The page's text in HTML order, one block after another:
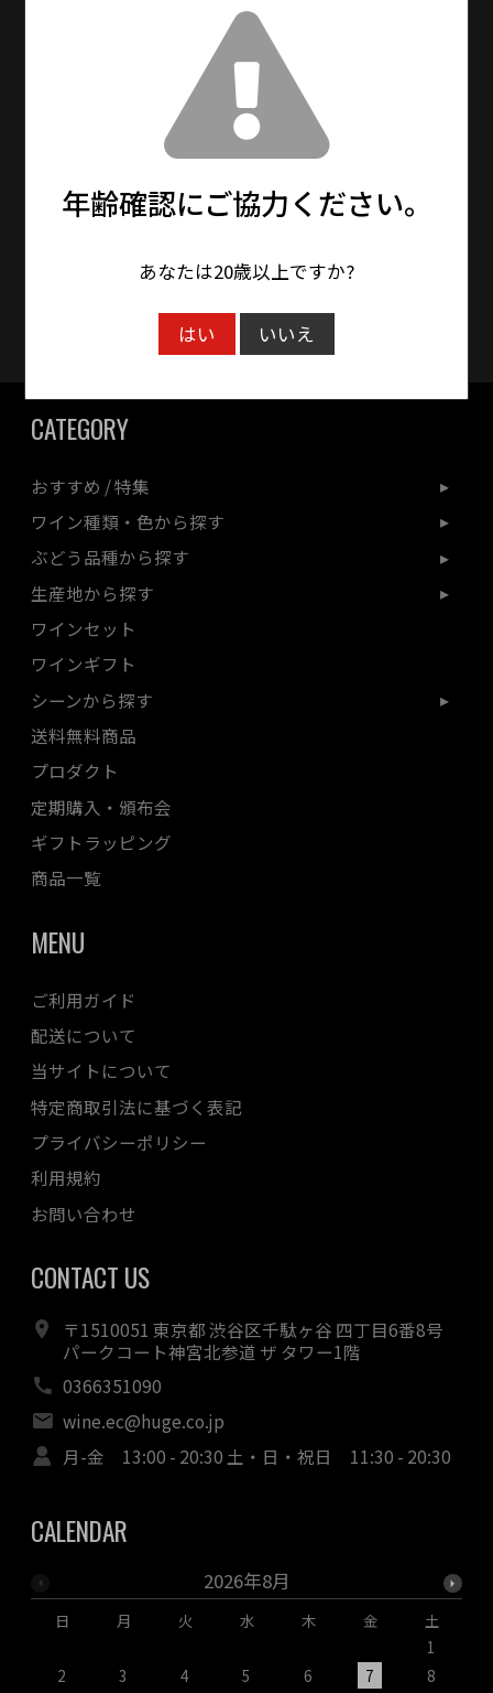
送料設定：15000円(税抜)以上で送料無料
（※北海道・九州は別途600円、沖縄は別途
1,500円を頂戴しております。）
13時までの注文で最短即日発送！
※メーカーお取り寄せ商品は、5〜7日程度で発
送となります。
※年末年始・大型連休期間中は通常より更にお
クレジットカード対応
CATEGORY
おすすめ / 特集
ワイン種類・色から探す
ぶどう品種から探す
生産地から探す
ワインセット
ワインギフト
シーンから探す
送料無料商品
プロダクト
定期購入・頒布会
ギフトラッピング
商品一覧
MENU
ご利用ガイド
配送について
当サイトについて
特定商取引法に基づく表記
プライバシーポリシー
利用規約
お問い合わせ
CONTACT US
〒1510051 東京都 渋谷区千駄ヶ谷 四丁目6番8号
パークコート神宮北参道 ザ タワー1階
0366351090
wine.ec@huge.co.jp
月-金 13:00 - 20:30 土・日・祝日 11:30 - 20:30
CALENDAR
2026年8月
日 月 火 水 木 金
土
1
2
3 4 5 6 7 8
年齢確認にご協力ください。
あなたは20歳以上ですか?
はい いいえ